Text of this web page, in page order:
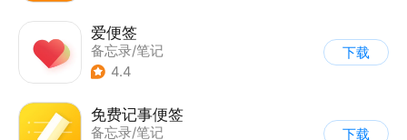
爱便签
备忘录/笔记
4.4
下载
免费记事便签
备忘录/笔记
下载